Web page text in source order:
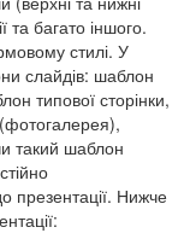
та багато іншого.
стилі. У
слайдів: шаблон
типової сторінки,
такий шаблон
презентації. Нижче